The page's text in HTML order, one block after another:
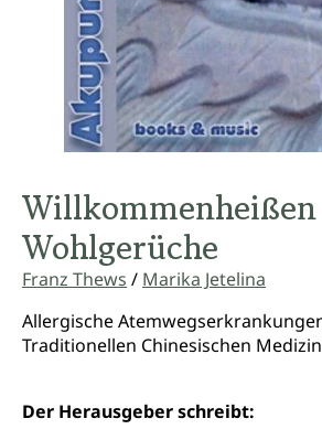
Wohlgerüche
Franz Thews / Marika Jetelina
Allergische
Traditionellen Chinesischen Medizin
Der Herausgeber schreibt: